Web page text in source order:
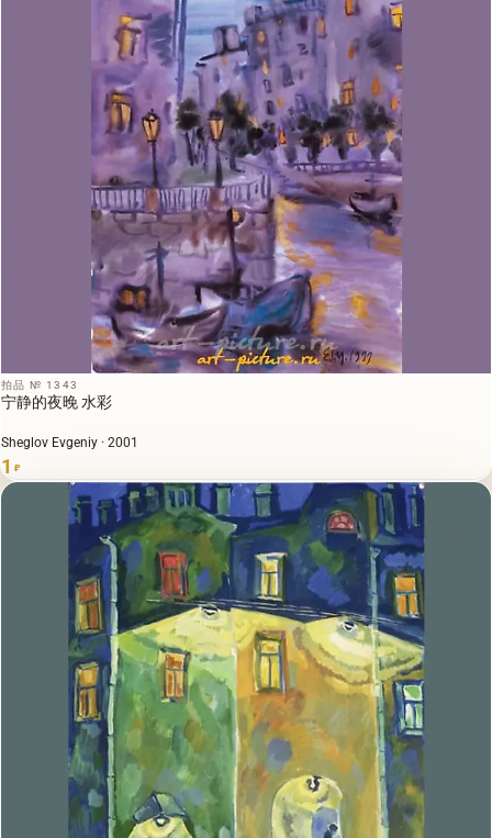
拍品 № 1343
宁静的夜晚 水彩
Sheglov Evgeniy · 2001
1 ₽